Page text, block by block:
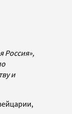
Россия»,
и